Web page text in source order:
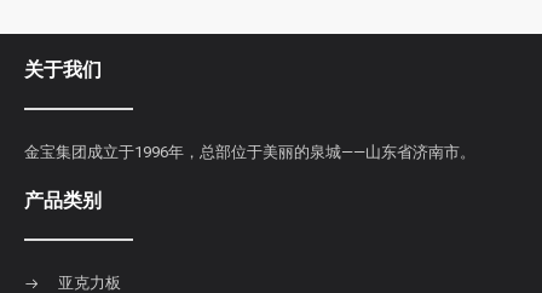
关于我们
金宝集团成立于1996年，总部位于美丽的泉城——山东省济南市。
产品类别
亚克力板